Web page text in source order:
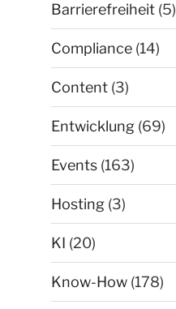
Barrierefreiheit (5)
Compliance (14)
Content (3)
Entwicklung (69)
Events (163)
Hosting (3)
KI (20)
Know-How (178)